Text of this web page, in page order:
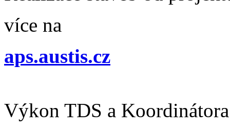
více na
aps.austis.cz
Výkon TDS a